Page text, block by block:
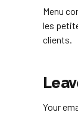
Menu
les
clients.
Your